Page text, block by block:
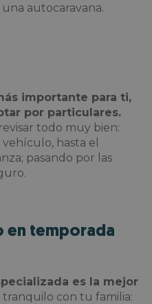
autocaravana.
importante para ti,
por particulares.
todo muy bien:
hasta el
pasando por las
en temporada
es la mejor
tranquilo con tu familia: